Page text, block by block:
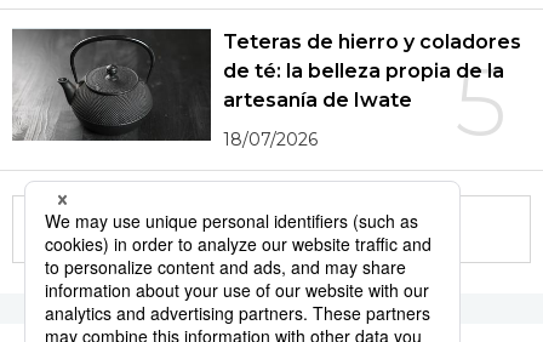
5
Teteras de hierro y coladores
de té: la belleza propia de la
artesanía de Iwate
18/07/2026
More in this series